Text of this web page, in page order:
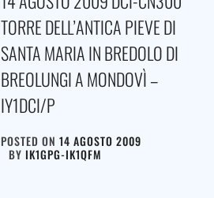
TORRE DELL’ANTICA PIEVE DI
SANTA MARIA IN BREDOLO DI
BREOLUNGI A MONDOVÌ –
IY1DCI/P
POSTED ON 14 AGOSTO 2009
BY IK1GPG-IK1QFM